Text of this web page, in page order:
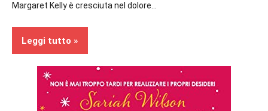
Margaret Kelly è cresciuta nel dolore…
Leggi tutto
Prossime
Uscite